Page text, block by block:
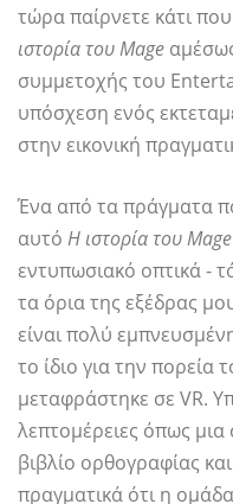
τώρα παίρνετε κάτι
ιστορία του Mage
συμμετοχής του
υπόσχεση ενός
στην εικονική
Ένα από τα πράγματα
αυτό Η ιστορία του Mage
εντυπωσιακό οπτικά -
τα όρια της εξέδρας
είναι πολύ
το ίδιο για την πορεία
μεταφράστηκε σε VR.
λεπτομέρειες όπως μια
βιβλίο ορθογραφίας
πραγματικά ότι η